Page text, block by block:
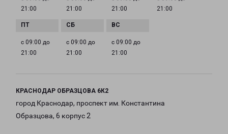
21:00
21:00
21:00
21:00
с 09:00 до
21:00
с 09:00 до
21:00
с 09:00 до
21:00
КРАСНОДАР ОБРАЗЦОВА 6К2
город Краснодар, проспект им. Константина
Образцова, 6 корпус 2